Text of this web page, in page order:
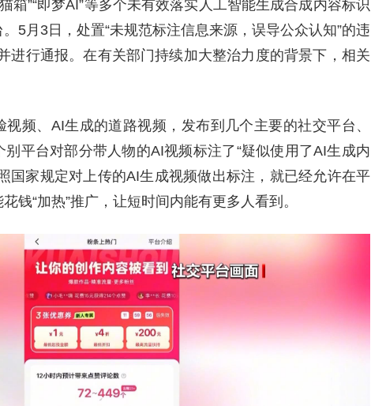
箱”“即梦AI”等多个未有效落实人工智能生成合成内容标识
5月3日，处置“未规范标注信息来源，误导公众认知”的违
进行通报。在有关部门持续加大整治力度的背景下，相关
频、AI生成的道路视频，发布到几个主要的社交平台、
平台对部分带人物的AI视频标注了“疑似使用了AI生成内
国家规定对上传的AI生成视频做出标注，就已经允许在平
钱“加热”推广，让短时间内能有更多人看到。